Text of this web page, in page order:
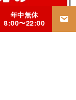
年中無休
8:00〜22:00